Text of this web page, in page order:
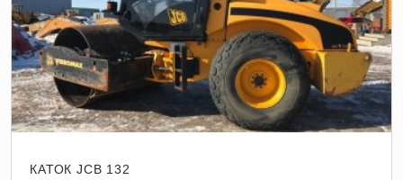
КАТОК JCB 132